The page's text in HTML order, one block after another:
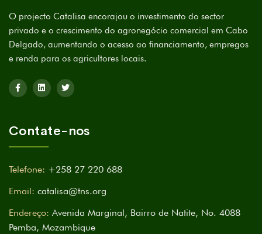
O projecto Catalisa encorajou o investimento do sector
privado e o crescimento do agronegócio comercial em Cabo
Delgado, aumentando o acesso ao financiamento, empregos
e renda para os agricultores locais.
Contate-nos
Telefone: +258 27 220 688
Email: catalisa@tns.org
Endereço: Avenida Marginal, Bairro de Natite, No. 4088
Pemba, Mozambique